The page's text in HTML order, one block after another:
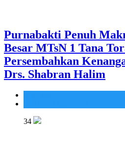
Purnabakti Penuh
Besar MTsN 1 Tana
Persembahkan
Drs. Shabran Halim
34